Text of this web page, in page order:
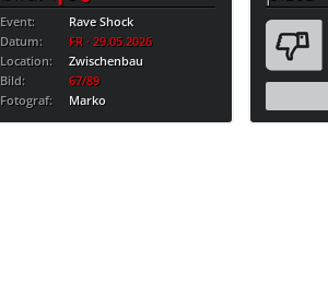
Event:
Rave Shock
Datum:
FR · 29.05.2026
Location:
Zwischenbau
Bild:
67/89
Fotograf:
Marko